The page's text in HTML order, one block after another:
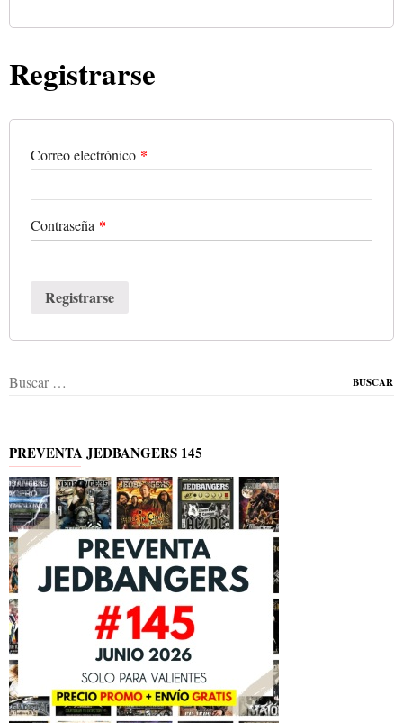
Registrarse
Correo electrónico *
Contraseña *
Registrarse
Buscar:
PREVENTA JEDBANGERS 145